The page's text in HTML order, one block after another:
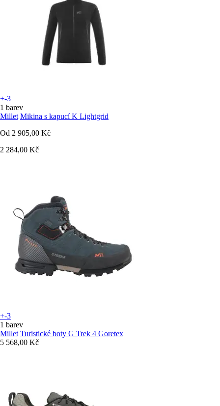
+-3
1 barev
Millet Mikina s kapucí K Lightgrid
Od 2 905,00 Kč
2 284,00 Kč
+-3
1 barev
Millet Turistické boty G Trek 4 Goretex
5 568,00 Kč